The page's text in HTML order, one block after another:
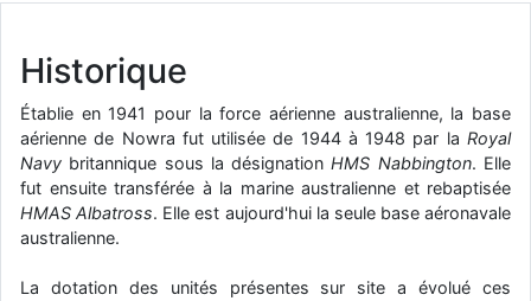
2026 !
little boy : je vous souhaite un bon réveillon pour cette nouvelle
année!
jericho : Merci D9pouces, à mon tour de souhaiter un Joyeux Noël
et de bonnes fêtes de fin d'année.
d9pouces : Joyeux Noël à tous !
comme le Prytanée dans la Sarthe, ça ne peut pas faire de mal !
Historique
Établie en 1941 pour la force aérienne australienne, la base
aérienne de Nowra fut utilisée de 1944 à 1948 par la Royal
Navy britannique sous la désignationHMS Nabbington. Elle
fut ensuite transférée à la marine australienne et rebaptisée
HMAS Albatross. Elle est aujourd'hui la seule base aéronavale
australienne.
La dotation des unités présentes sur site a évolué ces